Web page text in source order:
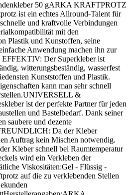
50 gARKA KRAFTPROTZ
ist ein echtes Allround-Talent für
und kraftvolle Verbindungen
mit den
Plastik und Kunstoffen, seine
Anwendung machen ihn zur
Der Superkleber ist
witterungsbeständig, wasserfest
Kunststoffen und Plastik.
kann man sehr schnell
&
ist der perfekte Partner für jeden
und Bastelbedarf. Dank seiner
saubere und dezente
Da der Kleber
Auftrag kein Mischen notwendig.
Kleber schnell bei Raumtemperatur
wird ein Verkleben der
Viskositäten:Gel - Flüssig -
auf die zu verklebenden Stellen